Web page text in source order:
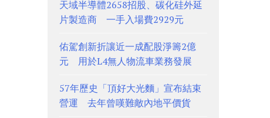
天域半導體2658招股、碳化硅外延
片製造商 一手入場費2929元
佑駕創新折讓近一成配股淨籌2億
元 用於L4無人物流車業務發展
57年歷史「頂好大光麵」宣布結束
營運 去年曾嘆難敵內地平價貨